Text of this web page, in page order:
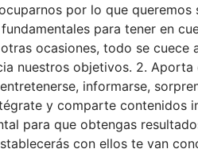
por lo que
para tener en
ocasiones, todo se
nuestros objetivos. 2.
informarse,
y comparte contenidos
para que obtengas
con ellos te van